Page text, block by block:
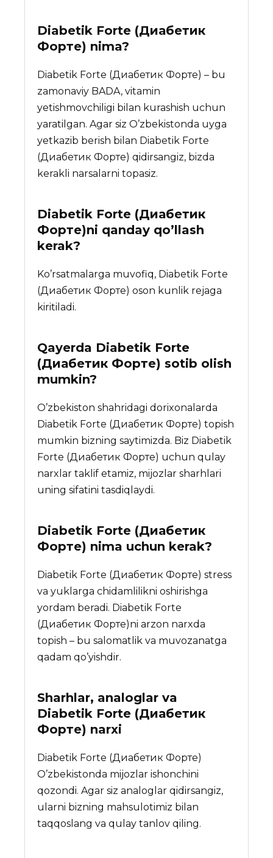
Diabetik Forte (Диабетик
Форте) nima?
Diabetik Forte (Диабетик Форте) – bu
zamonaviy BADA, vitamin
yetishmovchiligi bilan kurashish uchun
yaratilgan. Agar siz O’zbekistonda uyga
yetkazib berish bilan Diabetik Forte
(Диабетик Форте) qidirsangiz, bizda
kerakli narsalarni topasiz.
Diabetik Forte (Диабетик
Форте)ni qanday qo’llash
kerak?
Ko’rsatmalarga muvofiq, Diabetik Forte
(Диабетик Форте) oson kunlik rejaga
kiritiladi.
Qayerda Diabetik Forte
(Диабетик Форте) sotib olish
mumkin?
O’zbekiston shahridagi dorixonalarda
Diabetik Forte (Диабетик Форте) topish
mumkin bizning saytimizda. Biz Diabetik
Forte (Диабетик Форте) uchun qulay
narxlar taklif etamiz, mijozlar sharhlari
uning sifatini tasdiqlaydi.
Diabetik Forte (Диабетик
Форте) nima uchun kerak?
Diabetik Forte (Диабетик Форте) stress
va yuklarga chidamlilikni oshirishga
yordam beradi. Diabetik Forte
(Диабетик Форте)ni arzon narxda
topish – bu salomatlik va muvozanatga
qadam qo’yishdir.
Sharhlar, analoglar va
Diabetik Forte (Диабетик
Форте) narxi
Diabetik Forte (Диабетик Форте)
O’zbekistonda mijozlar ishonchini
qozondi. Agar siz analoglar qidirsangiz,
ularni bizning mahsulotimiz bilan
taqqoslang va qulay tanlov qiling.